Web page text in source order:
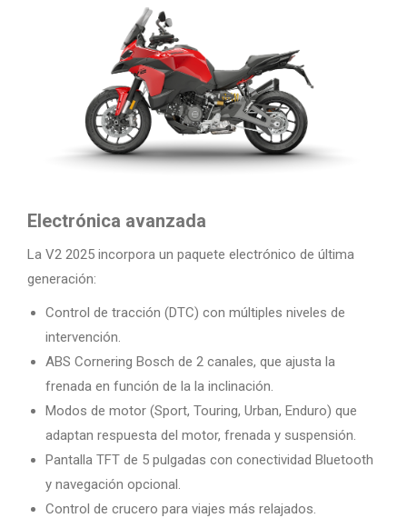
Electrónica avanzada
La V2 2025 incorpora un paquete electrónico de última
generación:
Control de tracción (DTC) con múltiples niveles de
intervención.
ABS Cornering Bosch de 2 canales, que ajusta la
frenada en función de la la inclinación.
Modos de motor (Sport, Touring, Urban, Enduro) que
adaptan respuesta del motor, frenada y suspensión.
Pantalla TFT de 5 pulgadas con conectividad Bluetooth
y navegación opcional.
Control de crucero para viajes más relajados.